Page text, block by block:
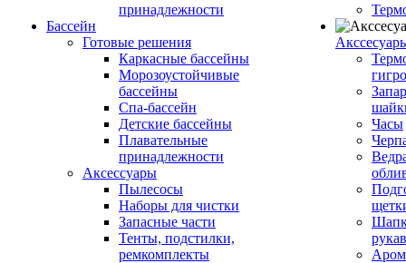
принадлежности
Бассейн
Готовые решения
Каркасные бассейны
Морозоустойчивые
бассейны
Спа-бассейн
Детские бассейны
Плавательные
принадлежности
Аксессуары
Пылесосы
Наборы для чистки
Запасные части
Тенты, подстилки,
ремкомплекты
Часы